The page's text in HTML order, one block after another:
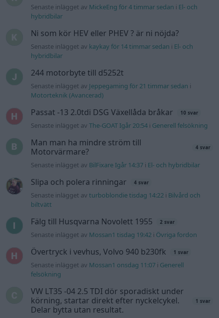
Senaste inlägget av MickeEng för 4 timmar sedan i El- och
hybridbilar
Ni som kör HEV eller PHEV ? är ni nöjda?
Senaste inlägget av kaykay för 14 timmar sedan i El- och
hybridbilar
244 motorbyte till d5252t
Senaste inlägget av Jeppegaming för 21 timmar sedan i
Motorteknik (Avancerad)
Passat -13 2.0tdi DSG Växellåda bråkar 10 svar
Senaste inlägget avThe-GOAT Igår 20:54 i Generell felsökning
Man man ha mindre ström till
Motorvärmare?
4 svar
Senaste inlägget av BilFixare Igår 14:37 i El- och hybridbilar
Slipa och polera rinningar 4 svar
Senaste inlägget avturboblondie tisdag 14:22 i Bilvård och
biltvätt
Fälg till Husqvarna Novolett 1955 2 svar
Senaste inlägget av Mossan1 tisdag 19:42 i Övriga fordon
Övertryck i vevhus, Volvo 940 b230fk 1 svar
Senaste inlägget av Mossan1 onsdag 11:07 i Generell
felsökning
VW LT35 -04 2.5 TDI dör sporadiskt under
körning, startar direkt efter nyckelcykel.
Delar bytta utan resultat.
1 svar